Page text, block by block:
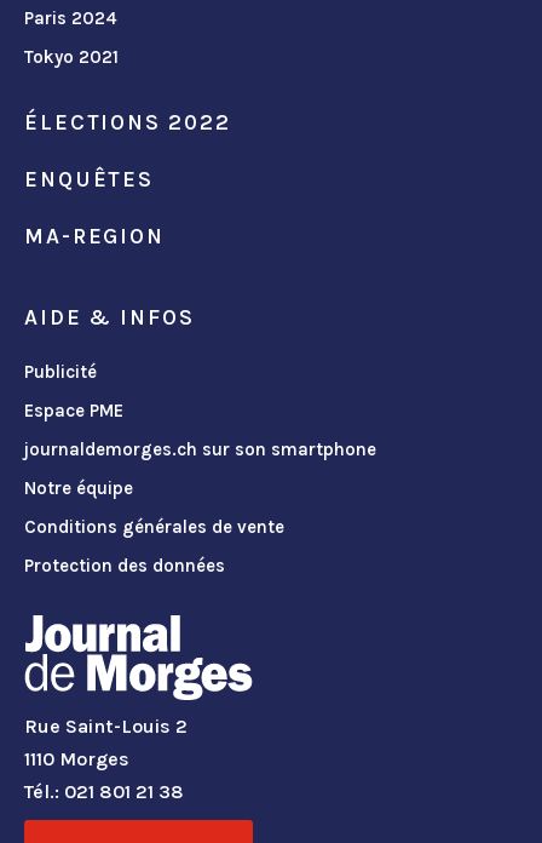
Paris 2024
Tokyo 2021
ÉLECTIONS 2022
ENQUÊTES
MA-REGION
AIDE & INFOS
Publicité
Espace PME
journaldemorges.ch sur son smartphone
Notre équipe
Conditions générales de vente
Protection des données
Rue Saint-Louis 2
1110 Morges
Tél.: 021 801 21 38